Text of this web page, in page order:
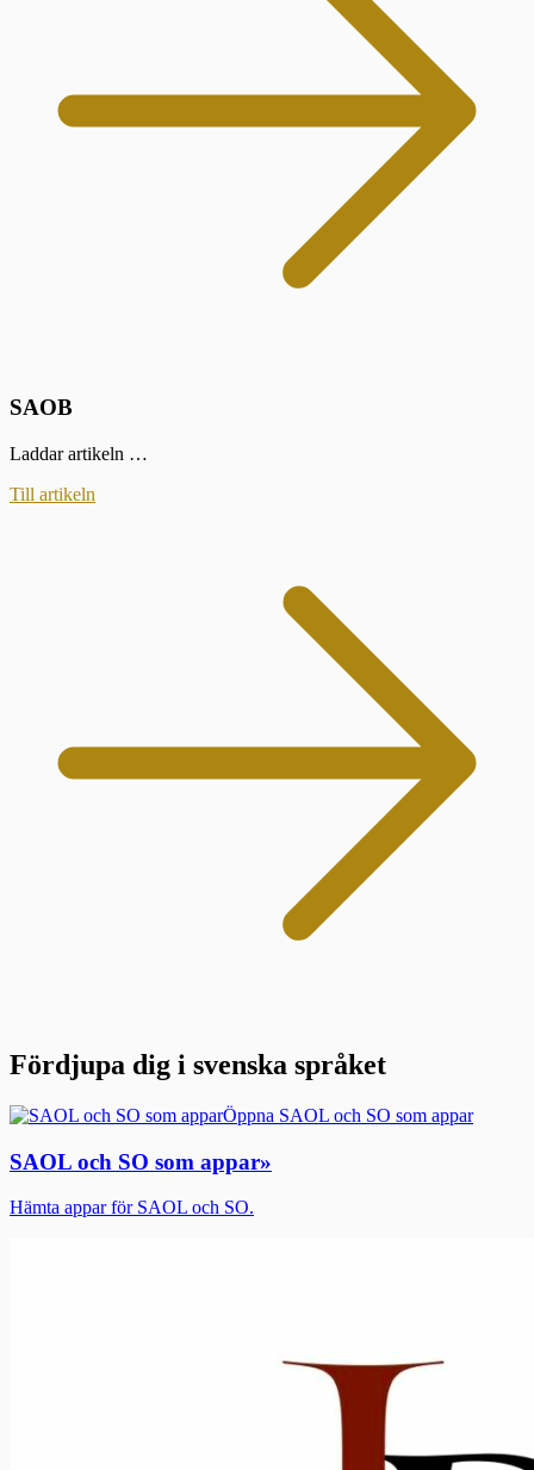
SAOB
Laddar artikeln …
Till artikeln
Fördjupa dig i svenska språket
Öppna SAOL och SO som appar
SAOL och SO som appar»
Hämta appar för SAOL och SO.